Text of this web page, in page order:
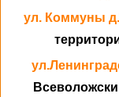
ул. Коммуны